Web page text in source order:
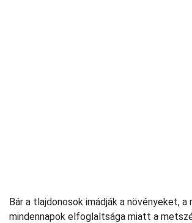
Bár a tlajdonosok imádják a növényeket, a
mindennapok elfoglaltsága miatt a